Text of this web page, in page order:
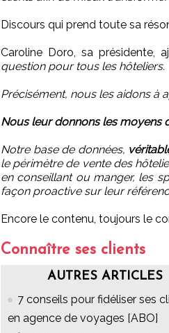
Discours qui prend toute sa
Caroline Doro, sa présidente,
question pour tous les hôteliers.
Précisément, nous les aidons à
Nous leur donnons les moyens
Notre base de données,
le périmètre de vente des
en conseillant ou manger, les
façon proactive sur leur
Encore le contenu, toujours le
Connaître ses clients
AUTRES ARTICLES
7 conseils pour fidéliser ses
en agence de voyages [ABO]